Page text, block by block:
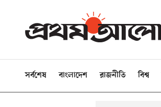
সর্বশেষ বাংলাদেশ রাজনীতি বিশ্ব